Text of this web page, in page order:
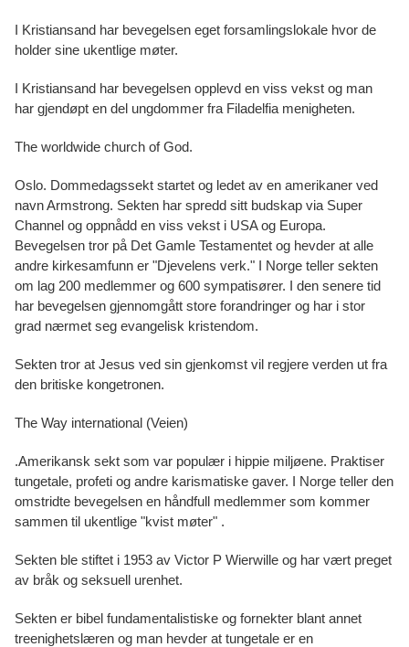
I Kristiansand har bevegelsen eget forsamlingslokale hvor de
holder sine ukentlige møter.
I Kristiansand har bevegelsen opplevd en viss vekst og man
har gjendøpt en del ungdommer fra Filadelfia menigheten.
The worldwide church of God.
Oslo. Dommedagssekt startet og ledet av en amerikaner ved
navn Armstrong. Sekten har spredd sitt budskap via Super
Channel og oppnådd en viss vekst i USA og Europa.
Bevegelsen tror på Det Gamle Testamentet og hevder at alle
andre kirkesamfunn er "Djevelens verk." I Norge teller sekten
om lag 200 medlemmer og 600 sympatisører. I den senere tid
har bevegelsen gjennomgått store forandringer og har i stor
grad nærmet seg evangelisk kristendom.
Sekten tror at Jesus ved sin gjenkomst vil regjere verden ut fra
den britiske kongetronen.
The Way international (Veien)
.Amerikansk sekt som var populær i hippie miljøene. Praktiser
tungetale, profeti og andre karismatiske gaver. I Norge teller den
omstridte bevegelsen en håndfull medlemmer som kommer
sammen til ukentlige "kvist møter" .
Sekten ble stiftet i 1953 av Victor P Wierwille og har vært preget
av bråk og seksuell urenhet.
Sekten er bibel fundamentalistiske og fornekter blant annet
treenighetslæren og man hevder at tungetale er en